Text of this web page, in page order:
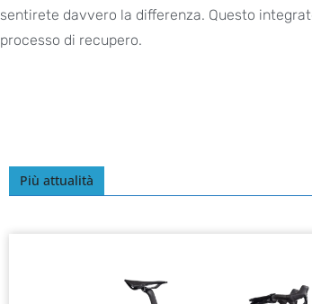
sentirete davvero la differenza. Questo
processo di recupero.
Più attualità